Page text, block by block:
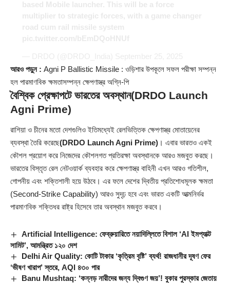
আরও পড়ুন : Agni P Ballistic Missile : ওড়িশার উপকূলে সফল পরীক্ষা সম্পন্ন
হল পারমাণবিক ক্ষমতাসম্পন্ন ক্ষেপণাস্ত্র অগ্নি-পি
বৈশ্বিক প্রেক্ষাপটে ভারতের অবস্থান(DRDO Launch
Agni Prime)
রাশিয়া ও চীনের মতো দেশগুলিও ইতিমধ্যেই রেলভিত্তিক ক্ষেপণাস্ত্র মোতায়েনের
ব্যবস্থা তৈরি করেছে(DRDO Launch Agni Prime) । এবার ভারতও একই
কৌশল প্রয়োগ করে নিজেদের কৌশলগত প্রতিরক্ষা অবস্থানকে আরও মজবুত করছে।
ভারতের বিস্তৃত রেল নেটওয়ার্ক ব্যবহার করে ক্ষেপণাস্ত্র বাহিনী এখন আরও গতিশীল,
গোপনীয় এবং শক্তিশালী হয়ে উঠবে। এর ফলে দেশের দ্বিতীয় প্রতিশোধমূলক ক্ষমতা
(Second-Strike Capability) আরও সুদৃঢ় হবে এবং ভারত একটি আত্মনির্ভর
পারমাণবিক শক্তিধর রাষ্ট্র হিসেবে তার অবস্থান মজবুত করবে।
Artificial Intelligence: ফেব্রুয়ারিতে নয়াদিল্লিতে বিশাল ‘AI ইমপ্যাক্ট
সামিট’, আমন্ত্রিত ১২০ দেশ
Delhi Air Quality: কোটি টাকার ‘কৃত্রিম বৃষ্টি’ ব্যর্থ! রাজধানীর দূষণ ফের
‘ভীষণ খারাপ’ স্তরে, AQI ৪৩০ পার
Banu Mushtaq: ‘কন্নড় নারীদের জন্য দ্বিগুণ জয়’! বুকার পুরস্কার জেতায়